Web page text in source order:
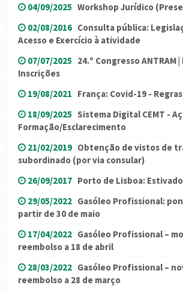
04/09/2025 Workshop Jurídico
02/08/2016 Consulta pública:
Acesso e Exercício à atividade
07/07/2025 24.º Congresso ANTRAM
Inscrições
19/08/2021 França: Covid-19 -
18/09/2025 Sistema Digital CEMT -
Formação/Esclarecimento
21/02/2019 Obtenção de vistos de
subordinado (por via consular)
26/09/2017 Porto de Lisboa:
29/05/2022 Gasóleo Profissional:
partir de 30 de maio
17/04/2022 Gasóleo Profissional –
reembolso a 18 de abril
28/03/2022 Gasóleo Profissional –
reembolso a 28 de março